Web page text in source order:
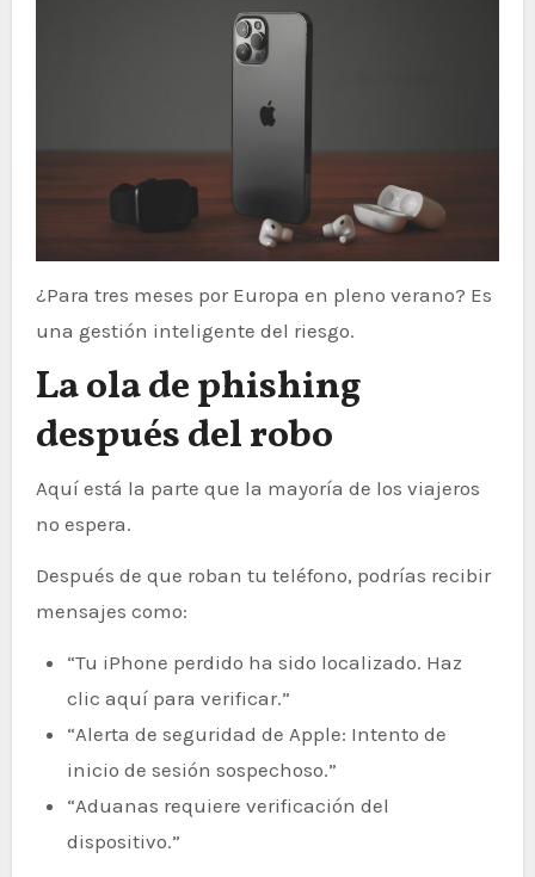
¿Para tres meses por Europa en pleno verano? Es
una gestión inteligente del riesgo.
La ola de phishing
después del robo
Aquí está la parte que la mayoría de los viajeros
no espera.
Después de que roban tu teléfono, podrías recibir
mensajes como:
“Tu iPhone perdido ha sido localizado. Haz
clic aquí para verificar.”
“Alerta de seguridad de Apple: Intento de
inicio de sesión sospechoso.”
“Aduanas requiere verificación del
dispositivo.”